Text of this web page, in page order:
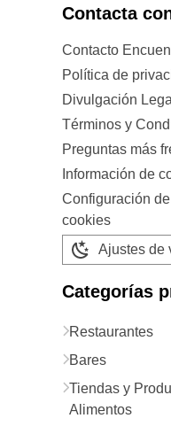
Contacta
Contacto
Política de
Divulgación Legal
Términos y
Preguntas más
Información de
Configuración
cookies
Ajustes de
Categorías
Restaurantes
Bares
Tiendas y
Alimentos